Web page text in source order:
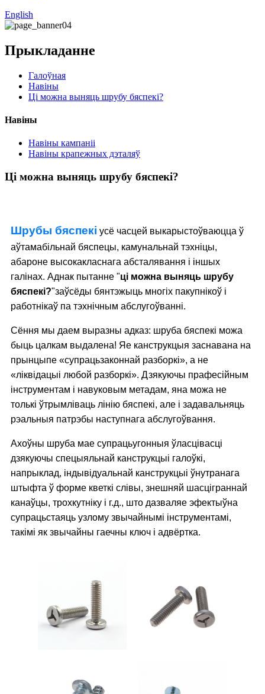
English
Прыкладанне
Галоўная
Навіны
Ці можна выняць шрубу бяспекі?
Навіны
Навіны кампаніі
Навіны крапежных дэталяў
Ці можна выняць шрубу бяспекі?
Шрубы бяспекі усё часцей выкарыстоўваюцца ў
аўтамабільнай бяспецы, камунальнай тэхніцы,
абароне высокакласнага абсталявання і іншых
галінах. Аднак пытанне "ці можна выняць шрубу
бяспекі?"заўсёды бянтэжыць многіх пакупнікоў і
работнікаў па тэхнічным абслугоўванні.
Сёння мы даем выразны адказ: шруба бяспекі можа
быць цалкам выдалена! Яе канструкцыя заснавана на
прынцыпе «супрацьзаконнай разборкі», а не
«ліквідацыі любой разборкі». Дзякуючы прафесійным
інструментам і навуковым метадам, яна можа не
толькі ўтрымліваць лінію бяспекі, але і задавальняць
рэальныя патрэбы наступнага абслугоўвання.
Ахоўны шруба мае супрацьугонныя ўласцівасці
дзякуючы спецыяльнай канструкцыі галоўкі,
напрыклад, індывідуальнай канструкцыі ўнутранага
штыфта ў форме кветкі слівы, знешняй шасціграннай
канаўцы, трохкутніку і г.д., што дазваляе эфектыўна
супрацьстаяць узлому звычайнымі інструментамі,
такімі як звычайны гаечны ключ і адвёртка.